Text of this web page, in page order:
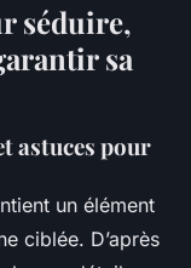
séduire,
sa
astuces pour
un élément
ciblée. D’après